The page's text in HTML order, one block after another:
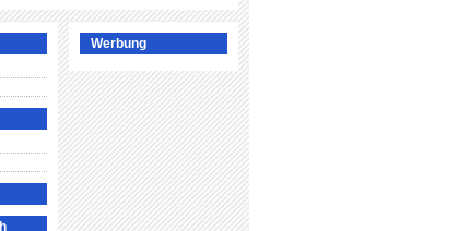
Werbung